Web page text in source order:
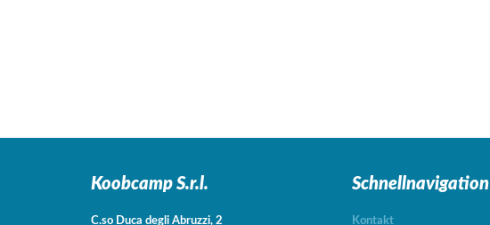
Koobcamp S.r.l.
C.so Duca degli Abruzzi, 2
Schnellnavigation
Kontakt